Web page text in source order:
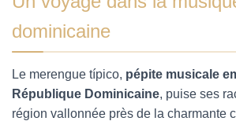
dominicaine
Le merengue típico, pépite musicale
République Dominicaine, puise ses
région vallonnée près de la charmante